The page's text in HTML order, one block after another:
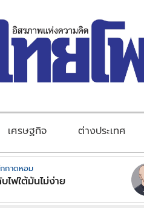
เศรษฐกิจ ต่างประเทศ
กาดหอม
ไฟใต้มันไม่ง่าย